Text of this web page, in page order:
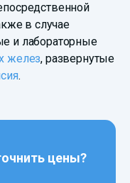
в случае
и лабораторные
желез, развернутые
.
цены?